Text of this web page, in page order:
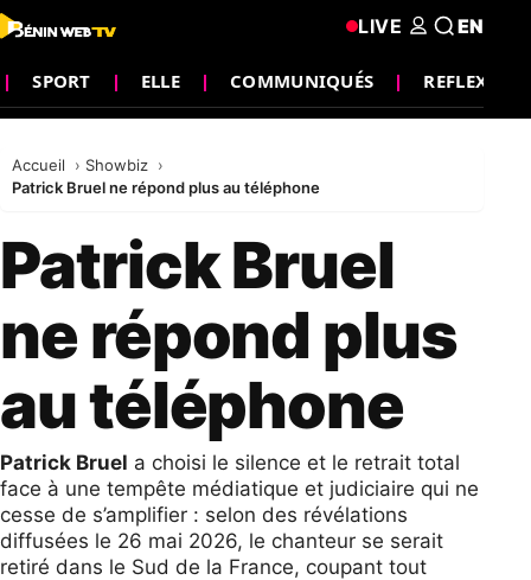
SPORT ELLE COMMUNIQUÉS REFLEXION
LIVE EN
Accueil
Showbiz
Patrick Bruel ne répond plus au téléphone
Patrick Bruel
ne répond plus
au téléphone
Patrick Bruel a choisi le silence et le retrait total
face à une tempête médiatique et judiciaire qui ne
cesse de s’amplifier : selon des révélations
diffusées le 26 mai 2026, le chanteur se serait
retiré dans le Sud de la France, coupant tout